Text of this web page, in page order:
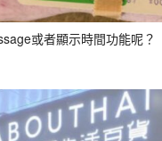
或者顯示時間功能呢？